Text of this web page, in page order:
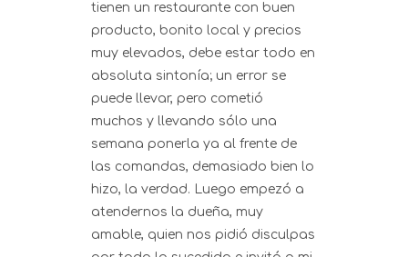
tienen un restaurante con buen
producto, bonito local y precios
muy elevados, debe estar todo en
absoluta sintonía; un error se
puede llevar, pero cometió
muchos y llevando sólo una
semana ponerla ya al frente de
las comandas, demasiado bien lo
hizo, la verdad. Luego empezó a
atendernos la dueña, muy
amable, quien nos pidió disculpas